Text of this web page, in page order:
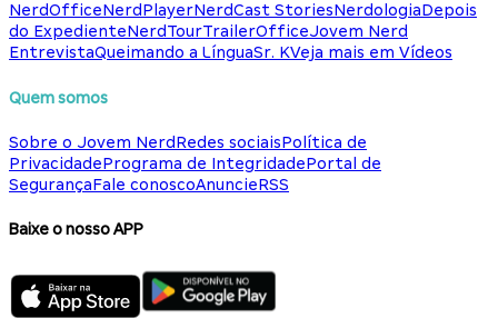
NerdOfficeNerdPlayerNerdCast StoriesNerdologiaDepois
do ExpedienteNerdTourTrailerOfficeJovem Nerd
EntrevistaQueimando a LínguaSr. KVeja mais em Vídeos
Quem somos
Sobre o Jovem NerdRedes sociaisPolítica de
PrivacidadePrograma de IntegridadePortal de
SegurançaFale conoscoAnuncieRSS
Baixe o nosso APP